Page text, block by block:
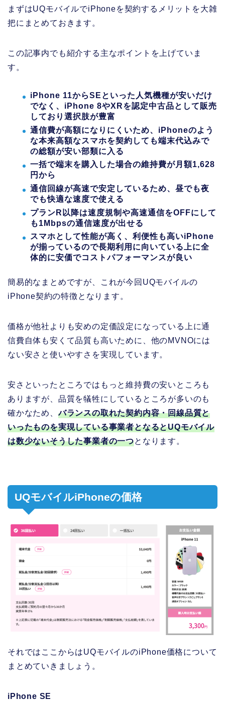
まずはUQモバイルでiPhoneを契約するメリットを大雑
把にまとめておきます。
この記事内でも紹介する主なポイントを上げていま
す。
iPhone 11からSEといった人気機種が安いだけ
でなく、iPhone 8やXRを認定中古品として販売
しており選択肢が豊富
通信費が高額になりにくいため、iPhoneのよう
な本来高額なスマホを契約しても端末代込みで
の総額が安い部類に入る
一括で端末を購入した場合の維持費が月額1,628
円から
通信回線が高速で安定しているため、昼でも夜
でも快適な速度で使える
プランR以降は速度規制や高速通信をOFFにして
も1Mbpsの通信速度が出せる
スマホとして性能が高く、利便性も高いiPhone
が揃っているので長期利用に向いている上に全
体的に安価でコストパフォーマンスが良い
簡易的なまとめですが、これが今回UQモバイルの
iPhone契約の特徴となります。
価格が他社よりも安めの定価設定になっている上に通
信費自体も安くて品質も高いために、他のMVNOには
ない安さと使いやすさを実現しています。
安さといったところではもっと維持費の安いところも
ありますが、品質を犠牲にしているところが多いのも
確かなため、バランスの取れた契約内容・回線品質と
いったものを実現している事業者となるとUQモバイル
は数少ないそうした事業者の一つとなります。
UQモバイルiPhoneの価格
それではここからはUQモバイルのiPhone価格について
まとめていきましょう。
iPhone SE